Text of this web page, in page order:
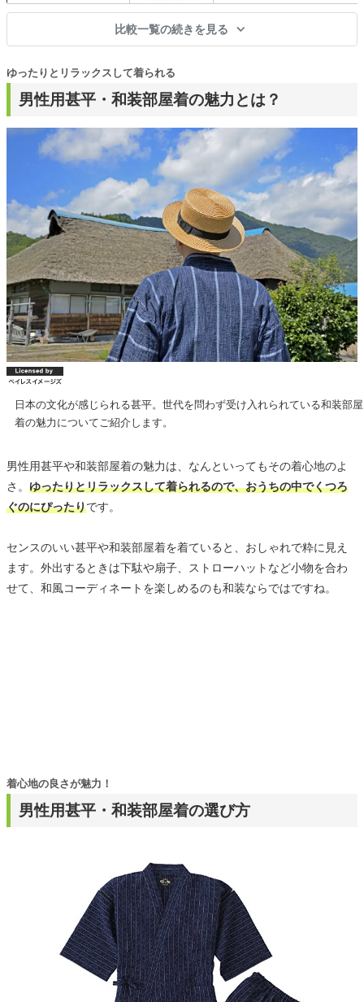
比較一覧の続きを見る
男性用甚平・和装部屋着の魅力とは？
ゆったりとリラックスして着られる
日本の文化が感じられる甚平。世代を問わず受け入れられている和装部屋
着の魅力についてご紹介します。
男性用甚平や和装部屋着の魅力は、なんといってもその着心地のよ
さ。 ゆったりとリラックスして着られるので、おうちの中でくつろ
ぐのにぴったりです。
センスのいい甚平や和装部屋着を着ていると、おしゃれで粋に見え
ます。外出するときは下駄や扇子、ストローハットなど小物を合わ
せて、和風コーディネートを楽しめるのも和装ならではですね。
男性用甚平・和装部屋着の選び方
着心地の良さが魅力！